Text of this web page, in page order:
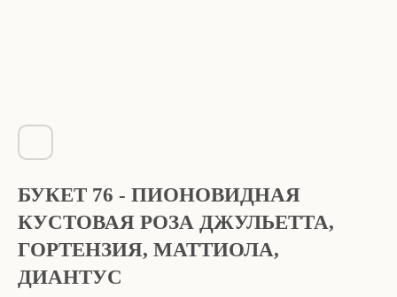
БУКЕТ 76 - ПИОНОВИДНАЯ
КУСТОВАЯ РОЗА ДЖУЛЬЕТТА,
ГОРТЕНЗИЯ, МАТТИОЛА,
ДИАНТУС